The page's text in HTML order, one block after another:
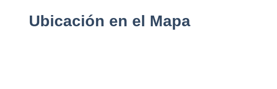
Ubicación en el Mapa